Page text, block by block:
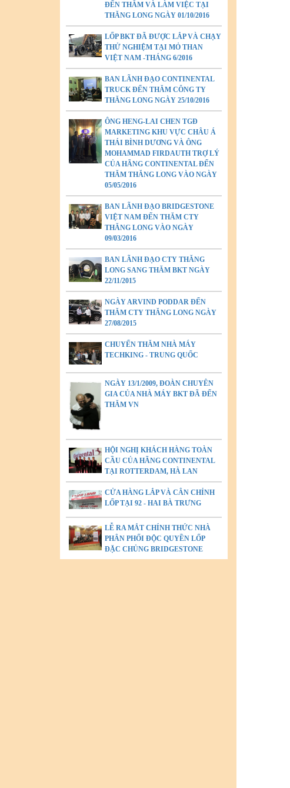
ĐẾN THĂM VÀ LÀM VIỆC TẠI
THĂNG LONG NGÀY 01/10/2016
LỐP BKT ĐÃ ĐƯỢC LẮP VÀ CHẠY
THỬ NGHIỆM TẠI MỎ THAN
VIỆT NAM -THÁNG 6/2016
BAN LÃNH ĐẠO CONTINENTAL
TRUCK ĐẾN THĂM CÔNG TY
THĂNG LONG NGÀY 25/10/2016
ÔNG HENG-LAI CHEN TGĐ
MARKETING KHU VỰC CHÂU Á
THÁI BÌNH DƯƠNG VÀ ÔNG
MOHAMMAD FIRDAUTH TRỢ LÝ
CỦA HÃNG CONTINENTAL ĐẾN
THĂM THĂNG LONG VÀO NGÀY
05/05/2016
BAN LÃNH ĐẠO BRIDGESTONE
VIỆT NAM ĐẾN THĂM CTY
THĂNG LONG VÀO NGÀY
09/03/2016
BAN LÃNH ĐẠO CTY THĂNG
LONG SANG THĂM BKT NGÀY
22/11/2015
NGÀY ARVIND PODDAR ĐẾN
THĂM CTY THĂNG LONG NGÀY
27/08/2015
CHUYẾN THĂM NHÀ MÁY
TECHKING - TRUNG QUỐC
NGÀY 13/1/2009, ĐOÀN CHUYÊN
GIA CỦA NHÀ MÁY BKT ĐÃ ĐẾN
THĂM VN
HỘI NGHỊ KHÁCH HÀNG TOÀN
CẦU CỦA HÃNG CONTINENTAL
TẠI ROTTERDAM, HÀ LAN
CỬA HÀNG LẮP VÀ CÂN CHỈNH
LỐP TẠI 92 - HAI BÀ TRƯNG
LỄ RA MẮT CHÍNH THỨC NHÀ
PHÂN PHỐI ĐỘC QUYỀN LỐP
ĐẶC CHỦNG BRIDGESTONE